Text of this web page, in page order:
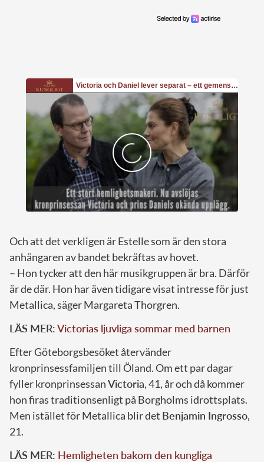
Och att det verkligen är Estelle som är den stora
anhängaren av bandet bekräftas av hovet.
– Hon tycker att den här musikgruppen är bra. Därför
är de där. Hon har även tidigare visat intresse för just
Metallica, säger Margareta Thorgren.
LÄS MER:Victorias ljuvliga sommar med barnen
Efter Göteborgsbesöket återvänder
kronprinsessfamiljen till Öland. Om ett par dagar
fyller kronprinsessanVictoria, 41, år och då kommer
hon firas traditionsenligt på Borgholms idrottsplats.
Men istället för Metallica blir det Benjamin Ingrosso,
21.
LÄS MER: Hemligheten bakom den kungliga